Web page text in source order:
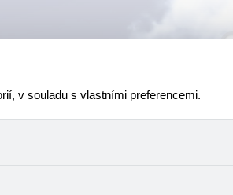
v souladu s vlastními preferencemi.
a také nastavení souhlasu s uživáním